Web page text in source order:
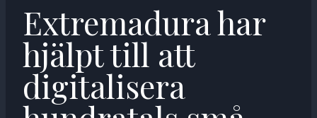
Extremadura har
hjälpt till att
digitalisera